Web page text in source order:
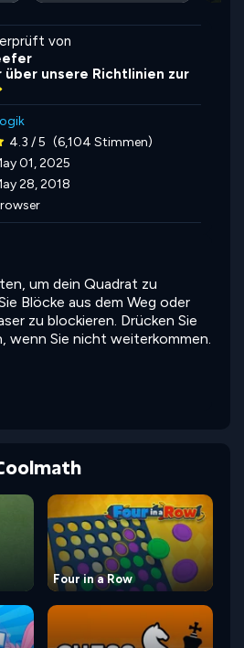
von
über unsere Richtlinien zur
4.3 / 5 (6,104 Stimmen)
01, 2025
28, 2018
um dein Quadrat zu
Blöcke aus dem Weg oder
zu blockieren. Drücken Sie
wenn Sie nicht weiterkommen.
Four in a Row